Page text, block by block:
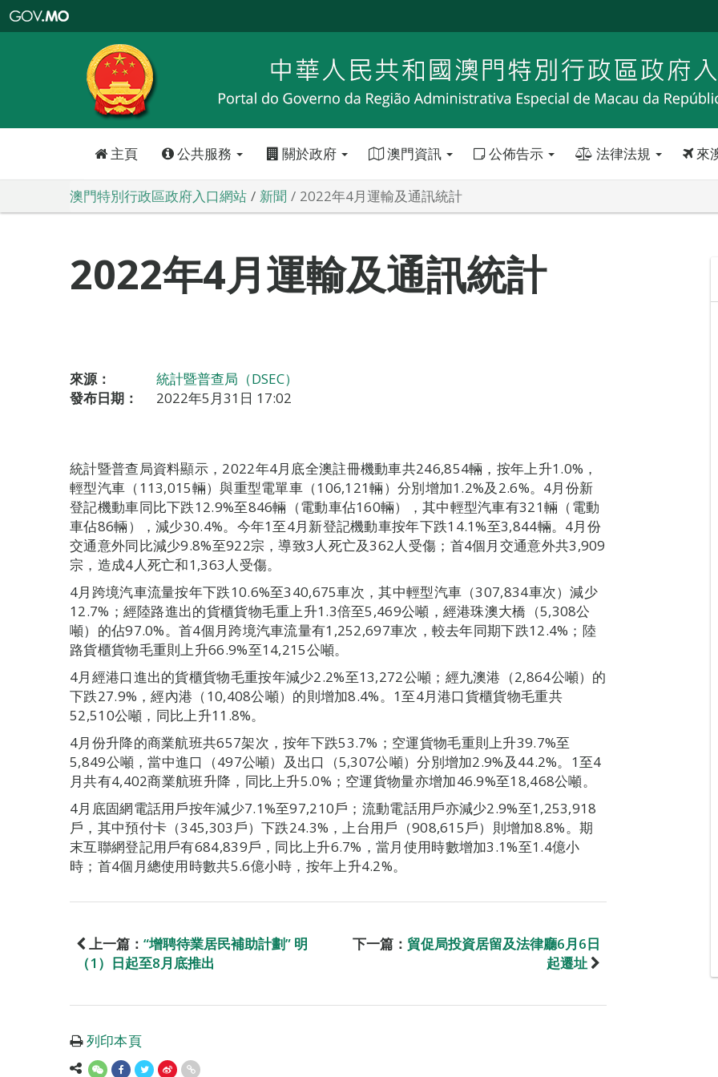
特
政
區
政
口
主頁 公共服務 關於政府 澳門資訊 公佈告示 法律法規 來
澳門特別行政區政府入口網站 新聞 2022年4月運輸及通訊統計
2022年4月運輸及通訊統計
來源：
統計暨普查局（DSEC）
發布日期：
2022年5月31日 17:02
統計暨普查局資料顯示，2022年4月底全澳註冊機動車共246,854輛，按年上升1.0%，
輕型汽車（113,015輛）與重型電單車（106,121輛）分別增加1.2%及2.6%。4月份新
登記機動車同比下跌12.9%至846輛（電動車佔160輛），其中輕型汽車有321輛（電動
車佔86輛），減少30.4%。今年1至4月新登記機動車按年下跌14.1%至3,844輛。4月份
交通意外同比減少9.8%至922宗，導致3人死亡及362人受傷；首4個月交通意外共3,909
宗，造成4人死亡和1,363人受傷。
4月跨境汽車流量按年下跌10.6%至340,675車次，其中輕型汽車（307,834車次）減少
12.7%；經陸路進出的貨櫃貨物毛重上升1.3倍至5,469公噸，經港珠澳大橋（5,308公
噸）的佔97.0%。首4個月跨境汽車流量有1,252,697車次，較去年同期下跌12.4%；陸
路貨櫃貨物毛重則上升66.9%至14,215公噸。
4月經港口進出的貨櫃貨物毛重按年減少2.2%至13,272公噸；經九澳港（2,864公噸）的
下跌27.9%，經內港（10,408公噸）的則增加8.4%。1至4月港口貨櫃貨物毛重共
52,510公噸，同比上升11.8%。
4月份升降的商業航班共657架次，按年下跌53.7%；空運貨物毛重則上升39.7%至
5,849公噸，當中進口（497公噸）及出口（5,307公噸）分別增加2.9%及44.2%。1至4
月共有4,402商業航班升降，同比上升5.0%；空運貨物量亦增加46.9%至18,468公噸。
4月底固網電話用戶按年減少7.1%至97,210戶；流動電話用戶亦減少2.9%至1,253,918
戶，其中預付卡（345,303戶）下跌24.3%，上台用戶（908,615戶）則增加8.8%。期
末互聯網登記用戶有684,839戶，同比上升6.7%，當月使用時數增加3.1%至1.4億小
時；首4個月總使用時數共5.6億小時，按年上升4.2%。
上一篇： “增聘待業居民補助計劃” 明
（1）日起至8月底推出
下一篇： 貿促局投資居留及法律廳6月6日
起遷址
列印本頁